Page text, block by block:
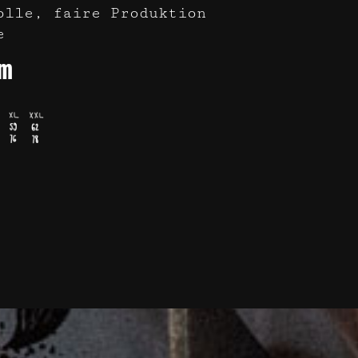
faire Produktion